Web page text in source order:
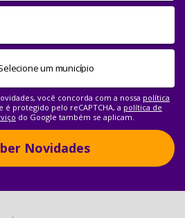
você concorda com a nossa política
é protegido pelo reCAPTCHA, a política de
do Google também se aplicam.
Novidades